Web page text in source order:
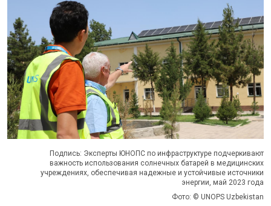
Подпись: Эксперты ЮНОПС по инфраструктуре подчеркивают
важность использования солнечных батарей в медицинских
учреждениях, обеспечивая надежные и устойчивые источники
энергии, май 2023 года
Фото: © UNOPS Uzbekistan